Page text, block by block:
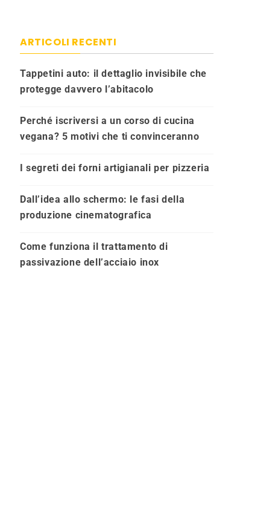
ARTICOLI RECENTI
Tappetini auto: il dettaglio invisibile che
protegge davvero l’abitacolo
Perché iscriversi a un corso di cucina
vegana? 5 motivi che ti convinceranno
I segreti dei forni artigianali per pizzeria
Dall’idea allo schermo: le fasi della
produzione cinematografica
Come funziona il trattamento di
passivazione dell’acciaio inox